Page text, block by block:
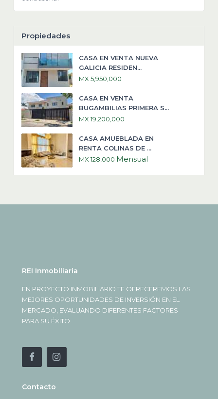
Propiedades
CASA EN VENTA NUEVA
GALICIA RESIDEN...
MX 5,950,000
CASA EN VENTA
BUGAMBILIAS PRIMERA S...
MX 19,200,000
CASA AMUEBLADA EN
RENTA COLINAS DE ...
MX 128,000 Mensual
REI Inmobiliaria
EN PROYECTO INMOBILIARIO TE OFRECEREMOS LAS
MEJORES OPORTUNIDADES DE INVERSIÓN EN EL
MERCADO, EVALUANDO DIFERENTES FACTORES
PARA SU ÉXITO.
Contacto